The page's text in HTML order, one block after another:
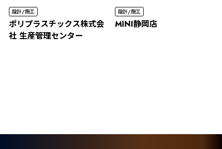
設計/施工
ポリプラスチックス株式会
社 生産管理センター
設計/施工
MINI静岡店